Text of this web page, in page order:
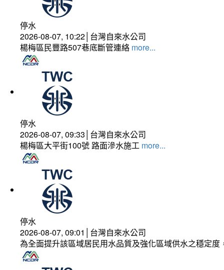
停水
2026-08-07, 10:22│台灣自來水公司
楊梅區民豐路507巷底斷管連絡 more...
停水
2026-08-07, 09:33│台灣自來水公司
楊梅區大平街100號 路面滲水施工 more...
停水
2026-08-07, 09:01│台灣自來水公司
為全面提升該區域居民用水品質及強化區域供水之穩定